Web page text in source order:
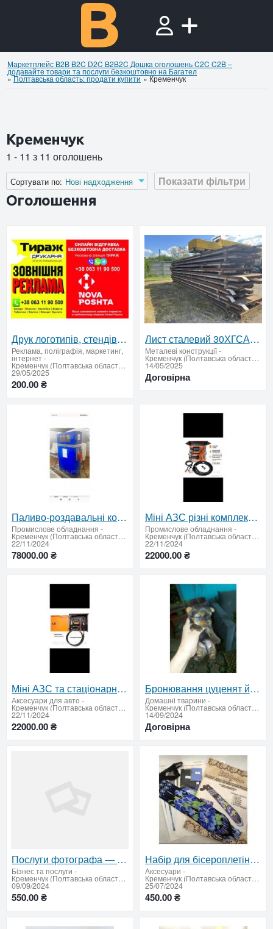
Маркетплейс B2B B2C D2C B2B2C Дошка оголошень C2C C2B –
додавайте товари та послуги безкоштовно на Багател
»Полтавська область: продати купити »Кременчук
Кременчук
1 - 11 з 11 оголошень
Показати фільтри
Сортувати по: Нові надходження
Оголошення
Друк логотипів, стендів, банерів з гарантією якості
Реклама, поліграфія, маркетинг,
інтернет-
Кременчук (Полтавська область: продати купити)
29/05/2025
200.00 ₴
Лист сталевий 30ХГСА 6 мм (Словенія) — високоміцна легована сталь для відповідальних конструкцій ✅
Металеві конструкції-
Кременчук (Полтавська область: продати купити)
14/05/2025
Договірна
Паливо-роздавальні колонки для дизельного палива та бензину
Промислове обладнання -
Кременчук (Полтавська область: продати купити)
22/11/2024
78000.00 ₴
Міні АЗС різні комплектаціі
Промислове обладнання -
Кременчук (Полтавська область: продати купити)
22/11/2024
22000.00 ₴
Міні АЗС та стаціонарні колонки для заправки авто
Аксесуари для авто -
Кременчук (Полтавська область: продати купити)
22/11/2024
22000.00 ₴
Бронювання цуценят йоркширського тер'єра
Домашнi тварини -
Кременчук (Полтавська область: продати купити)
14/09/2024
Договірна
Послуги фотографа — збережіть своі особливі моменти!
Бiзнес та послуги -
Кременчук (Полтавська область: продати купити)
09/09/2024
550.00 ₴
Набір для бісероплетіння "Гердан"
Аксесуари -
Кременчук (Полтавська область: продати купити)
25/07/2024
450.00 ₴